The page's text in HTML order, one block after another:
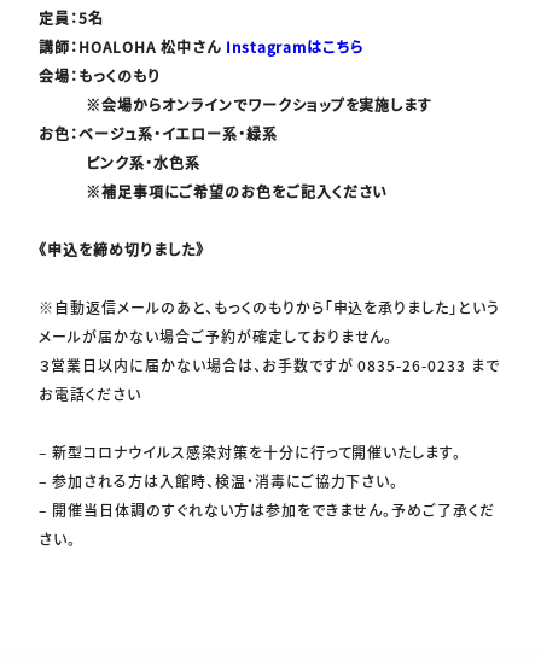
定員：5名
講師：HOALOHA 松中さん Instagramはこちら
会場：もっくのもり
※会場からオンラインでワークショップを実施します
お色：ベージュ系・イエロー系・緑系
ピンク系・水色系
※補足事項にご希望のお色をご記入ください
《申込を締め切りました》
※自動返信メールのあと、もっくのもりから「申込を承りました」という
メールが届かない場合ご予約が確定しておりません。
３営業日以内に届かない場合は、お手数ですが 0835-26-0233 まで
お電話ください
– 新型コロナウイルス感染対策を十分に行って開催いたします。
– 参加される方は入館時、検温・消毒にご協力下さい。
– 開催当日体調のすぐれない方は参加をできません。予めご了承くだ
さい。